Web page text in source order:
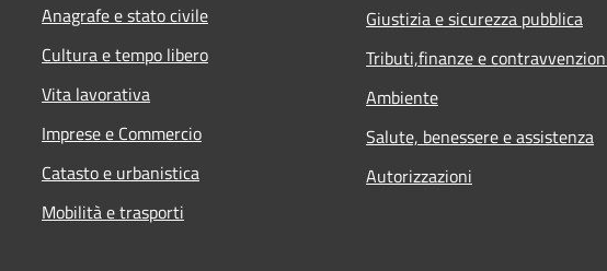
Anagrafe e stato civile
Cultura e tempo libero
Vita lavorativa
Imprese e Commercio
Catasto e urbanistica
Mobilità e trasporti
Giustizia e sicurezza pubblica
Tributi,finanze e
Ambiente
Salute, benessere e assistenza
Autorizzazioni